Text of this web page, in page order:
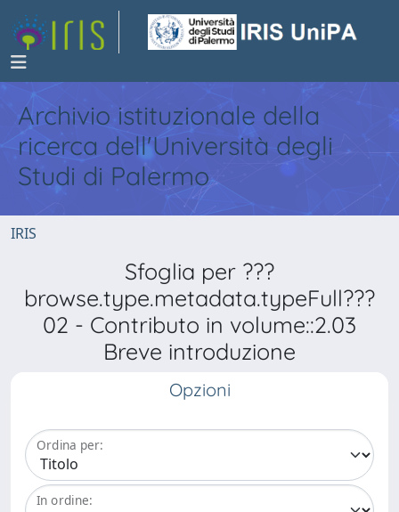
Archivio istituzionale della
ricerca dell'Università degli
Studi di Palermo
IRIS
Sfoglia per ???
browse.type.metadata.typeFull???
02 - Contributo in volume::2.03
Breve introduzione
Opzioni
Ordina per:
In ordine: